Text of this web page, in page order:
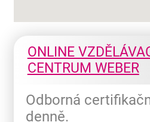
ONLINE
CENTRUM WEBER
Odborná
denně.